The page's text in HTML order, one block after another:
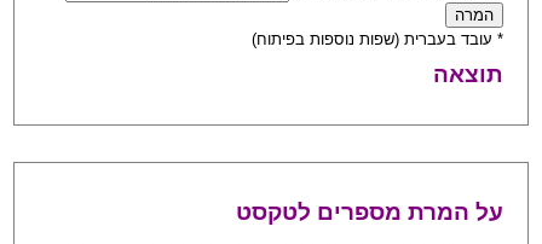
* עובד בעברית (שפות נוספות בפיתוח)
תוצאה
על המרת מספרים לטקסט